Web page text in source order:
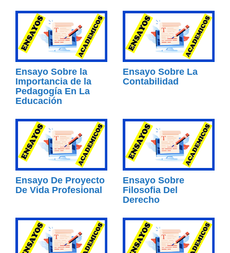
Ensayo Sobre la
Importancia de la
Pedagogía En La
Educación
Ensayo Sobre La
Contabilidad
Ensayo De Proyecto
De Vida Profesional
Ensayo Sobre
Filosofia Del
Derecho